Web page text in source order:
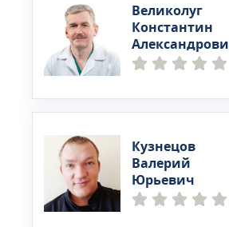
Великолуг
Константин
Кузнецов
Валерий
Юрьевич